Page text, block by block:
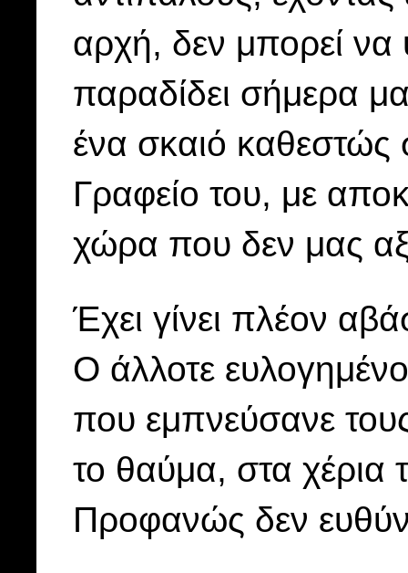
αρχή, δεν μπορεί να
παραδίδει σήμερα
ένα σκαιό
Γραφείο του, με
χώρα που δεν μας
Έχει γίνει πλέον
Ο άλλοτε
που εμπνεύσανε
το θαύμα, στα χέρια
Προφανώς δεν